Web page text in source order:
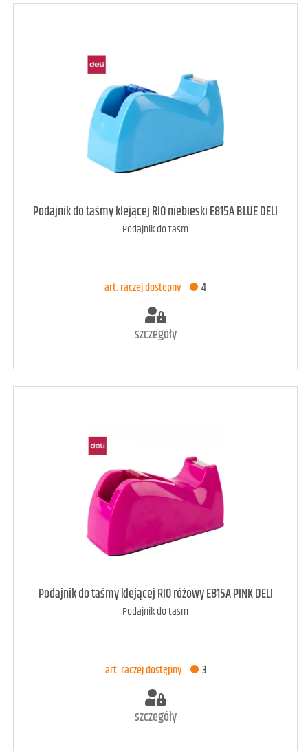
art. dostępny 9
Podajnik do taśmy klejącej RIO niebieski E815A BLUE DELI
Podajnik do taśm
art. raczej dostępny 4
szczegóły
art. raczej dostępny 4
Podajnik do taśmy klejącej RIO różowy E815A PINK DELI
Podajnik do taśm
art. raczej dostępny 3
szczegóły